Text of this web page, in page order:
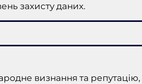
захисту даних.
визнання та репутацію,